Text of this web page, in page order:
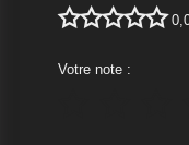

Votre note :